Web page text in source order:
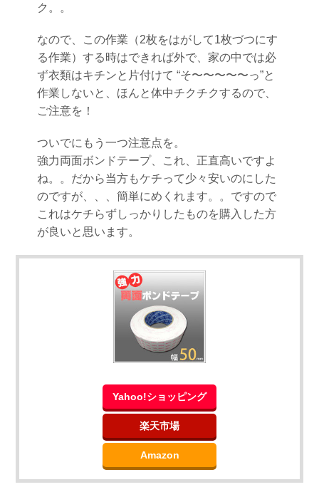
ク。。
なので、この作業（2枚をはがして1枚づつにす
る作業）する時はできれば外で、家の中では必
ず衣類はキチンと片付けて “そ〜〜〜〜〜っ”と
作業しないと、ほんと体中チクチクするので、
ご注意を！
ついでにもう一つ注意点を。
強力両面ボンドテープ、これ、正直高いですよ
ね。。だから当方もケチって少々安いのにした
のですが、、、簡単にめくれます。。ですので
これはケチらずしっかりしたものを購入した方
が良いと思います。
Yahoo!ショッピング
楽天市場
Amazon